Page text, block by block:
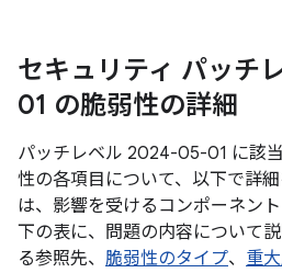
セキュリティ パッチ
01 の脆弱性の詳細
パッチレベル 2024-05-01 に該
性の各項目について、以下で詳
は、影響を受けるコンポーネント
下の表に、問題の内容について
る参照先、 脆弱性のタイプ、 重